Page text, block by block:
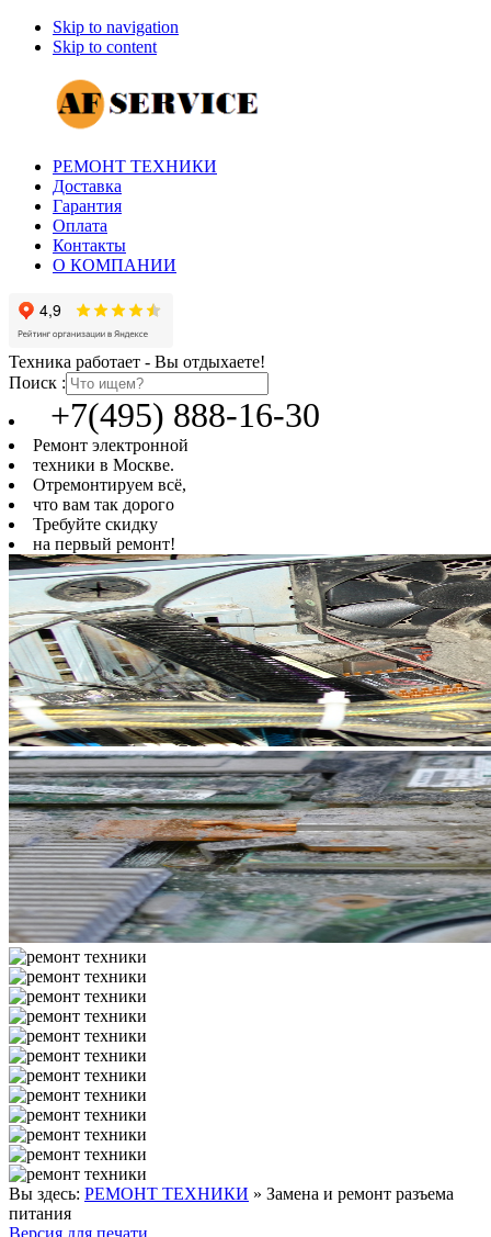
Skip to navigation
Skip to content
РЕМОНТ ТЕХНИКИ
Доставка
Гарантия
Оплата
Контакты
О КОМПАНИИ
Техника работает - Вы отдыхаете!
Поиск :
+7(495) 888-16-30
Ремонт электронной
техники в Москве.
Отремонтируем всё,
что вам так дорого
Требуйте скидку
на первый ремонт!
Вы здесь: РЕМОНТ ТЕХНИКИ » Замена и ремонт разъема
питания
Версия для печати